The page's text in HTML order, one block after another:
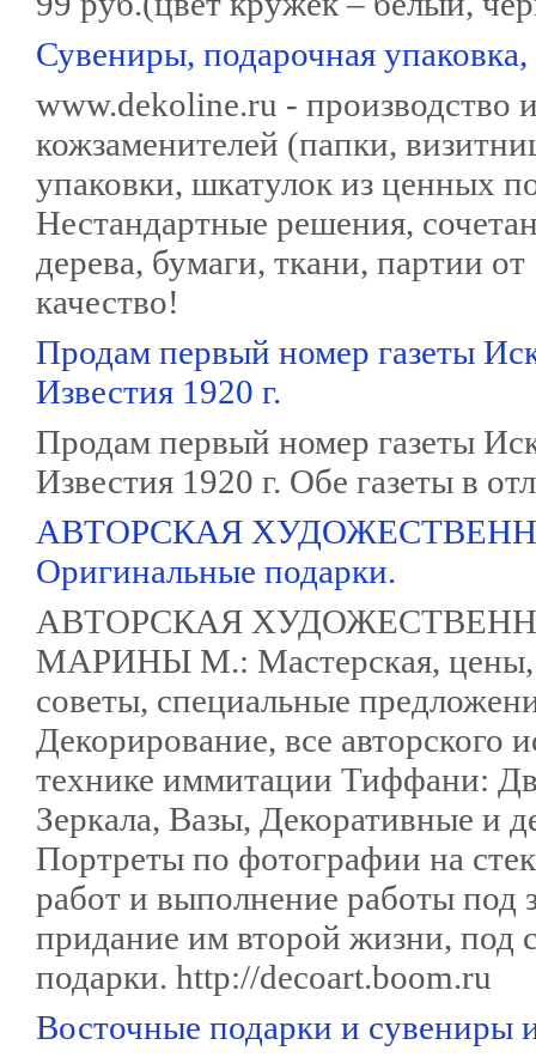
Сувениры, подарочная
www.dekoline.ru - производство
кожзаменителей (папки,
упаковки, шкатулок из ценных
Нестандартные решения,
дерева, бумаги, ткани, партии
качество!
Продам первый номер газеты
Известия 1920 г.
Продам первый номер газеты
Известия 1920 г. Обе газеты в
АВТОРСКАЯ
Оригинальные подарки.
АВТОРСКАЯ
МАРИНЫ М.: Мастерская, цены,
советы, специальные
Декорирование, все
технике иммитации Тиффани:
Зеркала, Вазы, Декоративные и
Портреты по фотографии на
работ и выполнение работы под
придание им второй жизни, под
подарки. http://decoart.boom.ru
Восточные подарки и сувениры